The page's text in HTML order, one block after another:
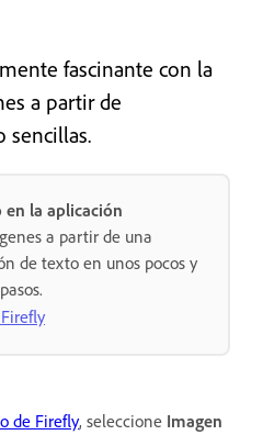
fascinante con la
a partir de
sencillas.
en la aplicación
a partir de una
de texto en unos pocos y
de Firefly, seleccione Imagen